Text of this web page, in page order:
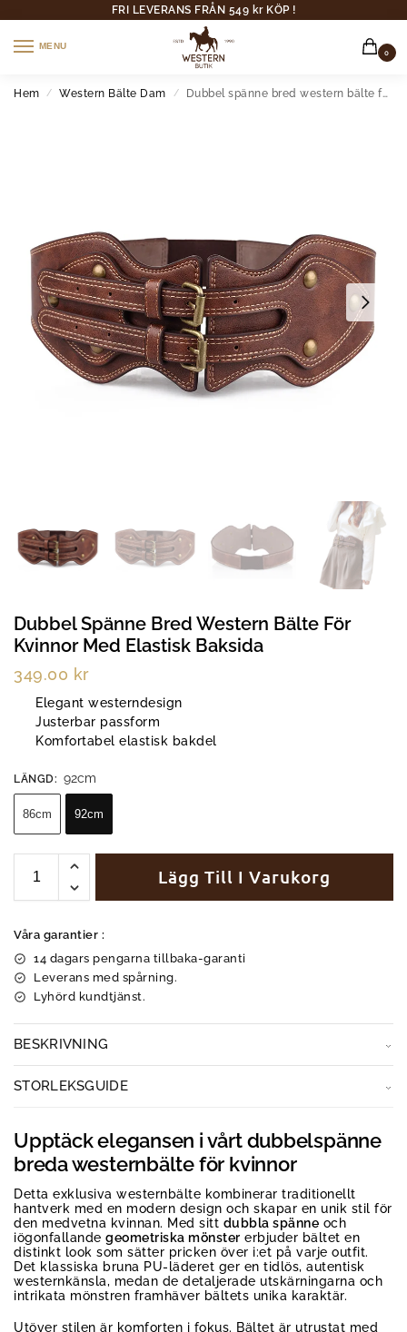
FRI LEVERANS FRÅN 549 kr KÖP !
MENU
0
Hem / Western Bälte Dam / Dubbel spänne bred western bälte för kvinnor med elastisk baksida
Dubbel Spänne Bred Western Bälte För
Kvinnor Med Elastisk Baksida
349.00 kr
Elegant westerndesign
Justerbar passform
Komfortabel elastisk bakdel
LÄNGD: 92cm
86cm 92cm
Lägg Till I Varukorg
Våra garantier :
14 dagars pengarna tillbaka-garanti
Leverans med spårning.
Lyhörd kundtjänst.
BESKRIVNING
STORLEKSGUIDE
Upptäck elegansen i vårt dubbelspänne
breda westernbälte för kvinnor
Detta exklusiva westernbälte kombinerar traditionellt
hantverk med en modern design och skapar en unik stil för
den medvetna kvinnan. Med sitt dubbla spänne och
iögonfallande geometriska mönster erbjuder bältet en
distinkt look som sätter pricken över i:et på varje outfit.
Det klassiska bruna PU-läderet ger en tidlös, autentisk
westernkänsla, medan de detaljerade utskärningarna och
intrikata mönstren framhäver bältets unika karaktär.
Utöver stilen är komforten i fokus. Bältet är utrustat med